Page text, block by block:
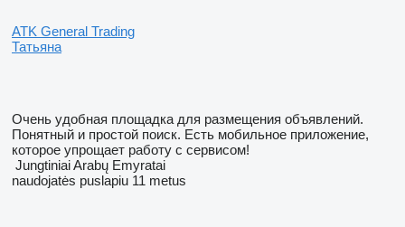
ATK General Trading
Татьяна
Очень удобная площадка для размещения объявлений.
Понятный и простой поиск. Есть мобильное приложение,
которое упрощает работу с сервисом!
Jungtiniai Arabų Emyratai
naudojatės puslapiu 11 metus